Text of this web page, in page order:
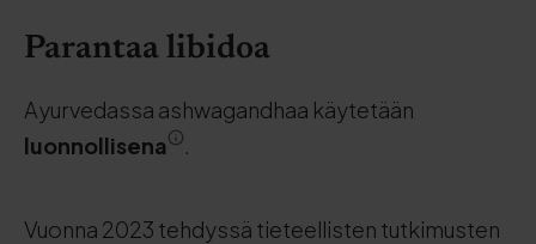
Parantaa libidoa
Ayurvedassa ashwagandhaa käytetään
luonnollisena
.
Vuonna 2023 tehdyssä tieteellisten tutkimusten